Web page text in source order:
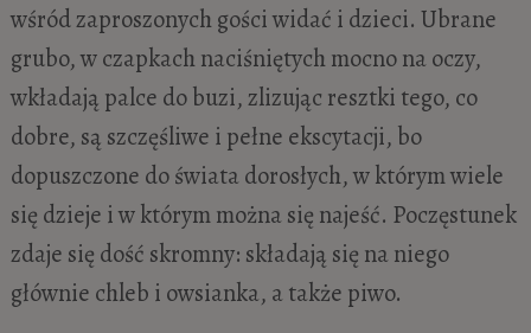
wśród zaproszonych gości widać i dzieci. Ubrane
grubo, w czapkach naciśniętych mocno na oczy,
wkładają palce do buzi, zlizując resztki tego, co
dobre, są szczęśliwe i pełne ekscytacji, bo
dopuszczone do świata dorosłych, w którym wiele
się dzieje i w którym można się najeść. Poczęstunek
zdaje się dość skromny: składają się na niego
głównie chleb i owsianka, a także piwo.